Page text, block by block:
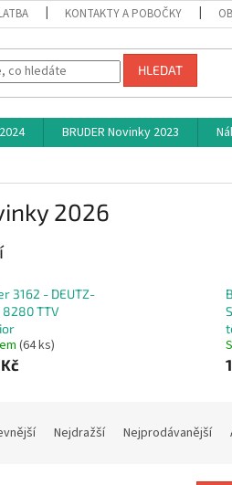
KONTAKTY A POBOČKY
HLEDAT
BRUDER Novinky 2023
2026
3162 - DEUTZ-
8280 TTV
(64 ks)
Nejdražší Nejprodávanější